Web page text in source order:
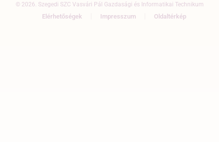
© 2026. Szegedi SZC Vasvári Pál Gazdasági és Informatikai Technikum
Elérhetőségek Impresszum Oldaltérkép